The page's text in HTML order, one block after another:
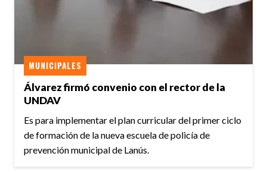
Álvarez firmó convenio con el rector de la
UNDAV
MUNICIPALES
Es para implementar el plan curricular del primer ciclo
de formación de la nueva escuela de policía de
prevención municipal de Lanús.